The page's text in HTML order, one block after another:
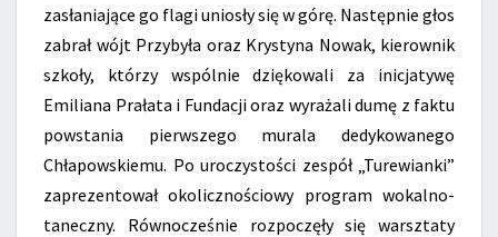
zasłaniające go flagi uniosły się w górę. Następnie głos
zabrał wójt Przybyła oraz Krystyna Nowak, kierownik
szkoły, którzy wspólnie dziękowali za inicjatywę
Emiliana Prałata i Fundacji oraz wyrażali dumę z faktu
powstania pierwszego murala dedykowanego
Chłapowskiemu. Po uroczystości zespół „Turewianki”
zaprezentował okolicznościowy program wokalno-
taneczny. Równocześnie rozpoczęły się warsztaty